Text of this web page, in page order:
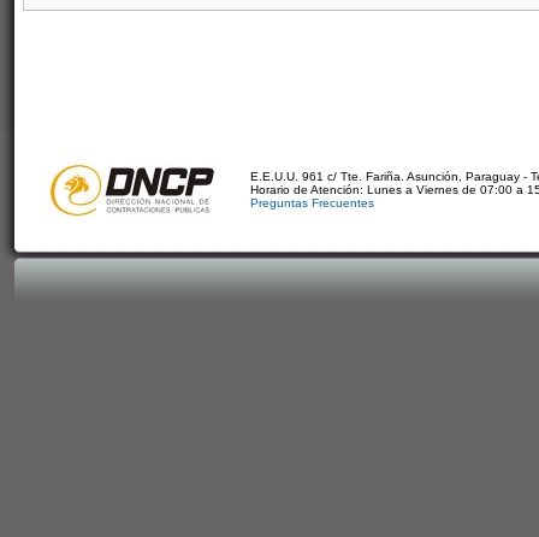
E.E.U.U. 961 c/ Tte. Fariña. Asunción, Paraguay -
Horario de Atención: Lunes a Viernes de 07:00 a
Preguntas Frecuentes